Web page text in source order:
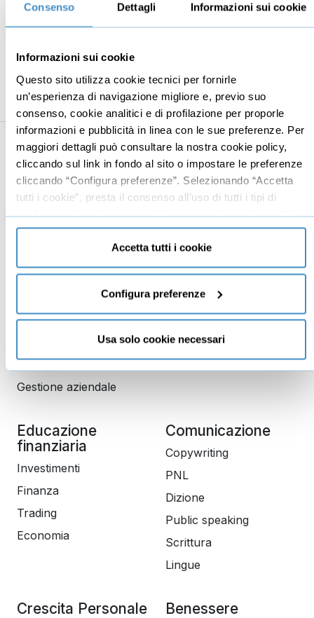
Consenso Dettagli Informazioni sui cookie
Informazioni sui cookie
Questo sito utilizza cookie tecnici per fornirle
un’esperienza di navigazione migliore e, previo suo
consenso, cookie analitici e di profilazione per proporle
informazioni e pubblicità in linea con le sue preferenze. Per
maggiori dettagli può consultare la nostra cookie policy,
cliccando sul link in fondo al sito o impostare le preferenze
cliccando “Configura preferenze”. Selezionando “Accetta
tutti i cookie”, presta il consenso all’uso di tutti i tipi di
cookie mentre può revocare il consenso cliccando su “Usa
solo cookie necessari” e saranno attivati i soli cookie
tecnici necessari al corretto funzionamento del sito.
Accetta tutti i cookie
Configura preferenze
Usa solo cookie necessari
Comunicare direttamente e personalmente i
Il concetto chiave
Business
Mindset imprenditoriale
Imprenditoria
Risorse Umane
Branding
Business management
Produttività
Gestione aziendale
Digital marketing
Seo
Social media manager
E-commerce
Google
Data analyst
Educazione
finanziaria
Investimenti
Finanza
Trading
Economia
Comunicazione
Copywriting
PNL
Dizione
Public speaking
Scrittura
Lingue
Crescita Personale Benessere